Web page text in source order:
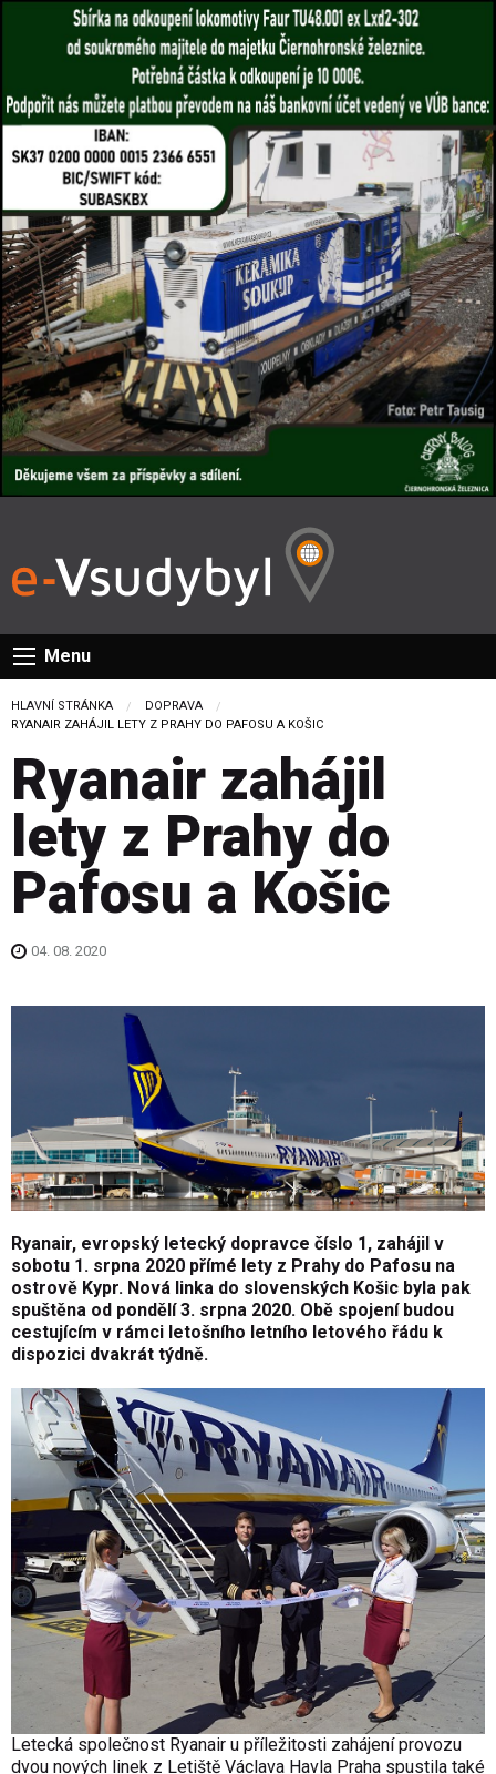
Menu
HLAVNÍ STRÁNKA
DOPRAVA
CURRENT:
RYANAIR ZAHÁJIL LETY Z PRAHY DO PAFOSU A KOŠIC
Ryanair zahájil
lety z Prahy do
Pafosu a Košic
04. 08. 2020
Ryanair, evropský letecký dopravce číslo 1, zahájil v
sobotu 1. srpna 2020 přímé lety z Prahy do Pafosu na
ostrově Kypr. Nová linka do slovenských Košic byla pak
spuštěna od pondělí 3. srpna 2020. Obě spojení budou
cestujícím v rámci letošního letního letového řádu k
dispozici dvakrát týdně.
Letecká společnost Ryanair u příležitosti zahájení provozu
dvou nových linek z Letiště Václava Havla Praha spustila také